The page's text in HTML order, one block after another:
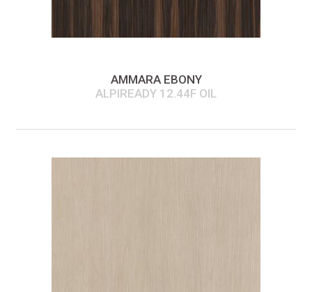
AMMARA EBONY
ALPIREADY 12.44F OIL